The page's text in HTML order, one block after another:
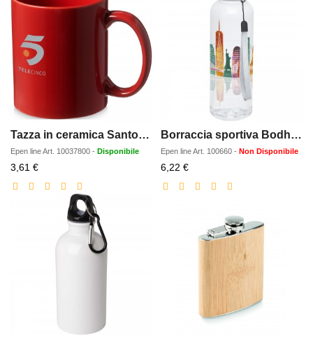
Tazza in ceramica Santos da 330 ml
Epen lineArt. 10037800 - Disponibile
3,61 €Prezzo
scontato
Borraccia sportiva Bodhi da 500 ml
Epen lineArt. 100660 - Non Disponibile
6,22 €Prezzo
scontato